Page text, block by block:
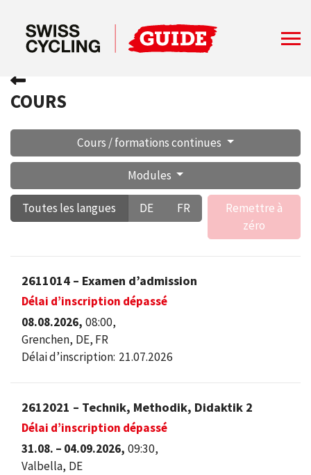
COURS
Cours / formations continues
Modules
Toutes les langues DE FR
Remettre à
zéro
2611014 – Examen d’admission
Délai d’inscription dépassé
08.08.2026, 08:00,
Grenchen, DE, FR
Délai d’inscription: 21.07.2026
2612021 – Technik, Methodik, Didaktik 2
Délai d’inscription dépassé
31.08. – 04.09.2026, 09:30,
Valbella, DE